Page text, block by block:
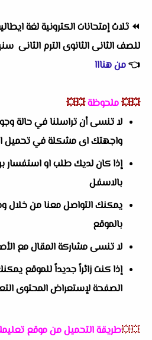
⏪ ثلاث إمتحانات الكترونية لغة
للصف الثانى الثانوى الترم الثانى
👈من هنااا
💥💥ملحوظة💥💥
لا تنسى أن تراسلنا في حالة
واجهتك اى مشكلة في تحميل
إذا كان لديك طلب او استفسار
بالاسفل
يمكنك التواصل معنا من خلال
بالموقع
لا تنسى مشاركة المقال مع
إذا كنت زائراً جديداً للموقع
الصفحة لإستعراض المحتوى
💥💥طريقة التحميل من موقع